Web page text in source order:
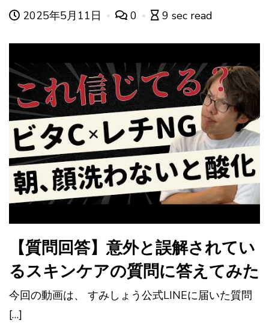
2025年5月11日 0 9 sec read
【質問回答】意外と誤解されてい
るスキンケアの質問に答えてみた
今回の動画は、 すみしょう公式LINEに届いた質問
[…]